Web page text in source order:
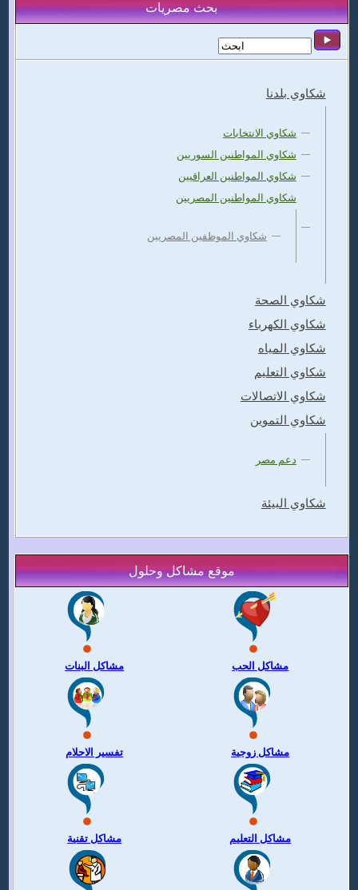
بحث مصريات
شكاوي بلدنا
شكاوي الانتخابات
شكاوي المواطنين السوريين
شكاوي المواطنين العراقيين
شكاوي المواطنين المصريين
شكاوي الموظفين المصريين
شكاوي الصحة
شكاوي الكهرباء
شكاوي المياه
شكاوي التعليم
شكاوي الاتصالات
شكاوي التموين
دعم مصر
شكاوي البيئة
موقع مشاكل وحلول
مشاكل البنات مشاكل الحب
تفسير الاحلام مشاكل زوجية
مشاكل تقنية مشاكل التعليم